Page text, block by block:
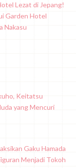
Lezat di Jepang!
Garden Hotel
Nakasu
Keitatsu
yang Mencuri
Gaku Hamada
Menjadi Tokoh